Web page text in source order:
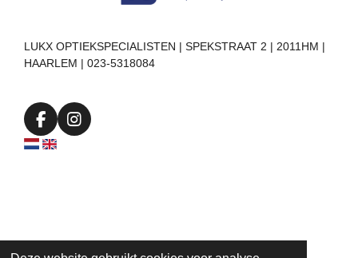
LUKX OPTIEKSPECIALISTEN | SPEKSTRAAT 2 | 2011HM |
HAARLEM | 023-5318084
F
a
I